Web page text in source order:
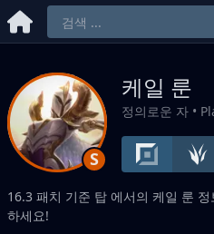
S
케일 룬
정의로운 자 •
16.3 패치 기준 탑 에서의 케일 룬
하세요!